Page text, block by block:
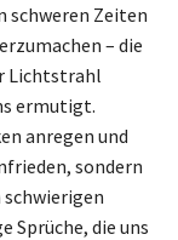
schweren Zeiten
– die
Lichtstrahl
ermutigt.
anregen und
sondern
schwierigen
Sprüche, die uns